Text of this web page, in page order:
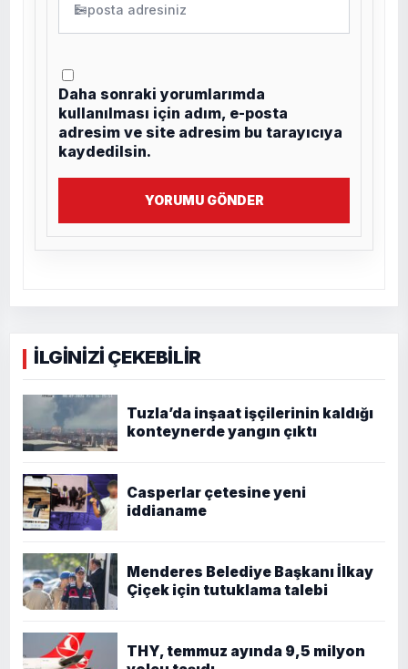
✉
Daha sonraki yorumlarımda
kullanılması için adım, e-posta
adresim ve site adresim bu tarayıcıya
kaydedilsin.
YORUMU GÖNDER
İLGİNİZİ ÇEKEBİLİR
Tuzla’da inşaat işçilerinin kaldığı
konteynerde yangın çıktı
Casperlar çetesine yeni
iddianame
Menderes Belediye Başkanı İlkay
Çiçek için tutuklama talebi
THY, temmuz ayında 9,5 milyon